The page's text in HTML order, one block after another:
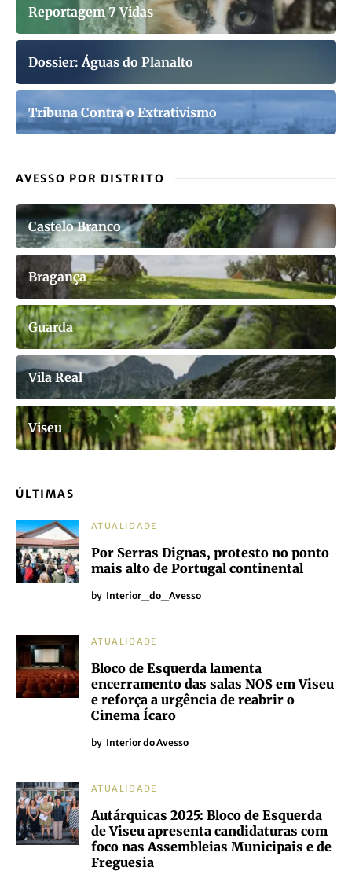
Reportagem 7 Vidas
Dossier: Águas do Planalto
Tribuna Contra o Extrativismo
AVESSO POR DISTRITO
Castelo Branco
Bragança
Guarda
Vila Real
Viseu
ÚLTIMAS
ATUALIDADE
Por Serras Dignas, protesto no ponto
mais alto de Portugal continental
by Interior_do_Avesso
ATUALIDADE
Bloco de Esquerda lamenta
encerramento das salas NOS em Viseu
e reforça a urgência de reabrir o
Cinema Ícaro
by Interior do Avesso
ATUALIDADE
Autárquicas 2025: Bloco de Esquerda
de Viseu apresenta candidaturas com
foco nas Assembleias Municipais e de
Freguesia